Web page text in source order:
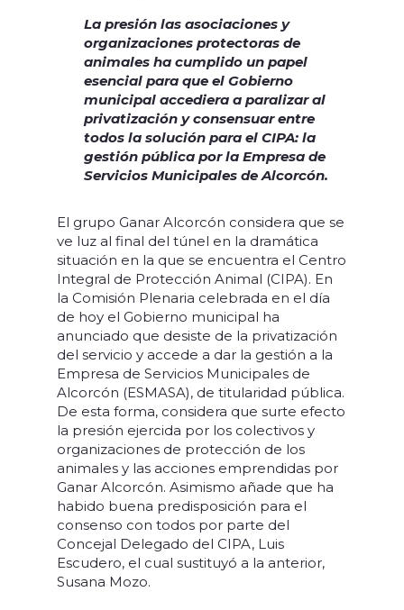
La presión las asociaciones y
organizaciones protectoras de
animales ha cumplido un papel
esencial para que el Gobierno
municipal accediera a paralizar al
privatización y consensuar entre
todos la solución para el CIPA: la
gestión públicapor la Empresa de
Servicios Municipales de Alcorcón.
El grupo Ganar Alcorcón considera que se
ve luz al final del túnel en la dramática
situación en la que se encuentra el Centro
Integral de Protección Animal (CIPA). En
la Comisión Plenaria celebrada en el día
de hoy el Gobierno municipal ha
anunciado que desiste de la privatización
del servicio y accede a dar la gestión a la
Empresa de Servicios Municipales de
Alcorcón (ESMASA), de titularidad pública.
De esta forma, considera que surte efecto
la presión ejercida por los colectivos y
organizaciones de protección de los
animales y las acciones emprendidas por
Ganar Alcorcón. Asimismo añade que ha
habido buena predisposición para el
consenso con todos por parte del
Concejal Delegado del CIPA, Luis
Escudero, el cual sustituyó a la anterior,
Susana Mozo.